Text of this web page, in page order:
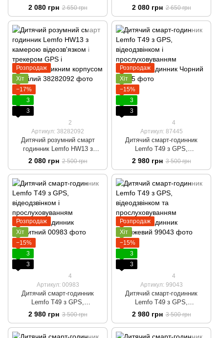
відеозв'язком і трекером GPS
і водонепроникним корпусом
4G
2 080 грн 2 650 грн
камерою відеозв'язком і
трекером GPS і
водонепроникним корпусом
4G Чорний
2 080 грн 2 650 грн
Розпродаж
Хіт
−17%
3
3
2
Артикул: 38282092
Дитячий розумний смарт
годинник Lemfo HW13 з
камерою відеозв'язком і
трекером GPS і
водонепроникним корпусом
4G Білий
2 080 грн 2 500 грн
Розпродаж
Хіт
−15%
3
3
4
Артикул: 87445
Дитячий смарт-годинник
Lemfo T49 з GPS,
відеодзвінком і
прослуховуванням Розумний
годинник Чорний
2 980 грн 3 500 грн
Розпродаж
Хіт
−15%
3
3
4
Артикул: 00983
Дитячий смарт-годинник
Lemfo T49 з GPS,
відеодзвінком і
прослуховуванням Розумний
годинник Блакитний
2 980 грн 3 500 грн
Розпродаж
Хіт
−15%
3
3
4
Артикул: 99043
Дитячий смарт-годинник
Lemfo T49 з GPS,
відеодзвінком та
прослуховуванням Розумний
годинник Оранжевий
2 980 грн 3 500 грн